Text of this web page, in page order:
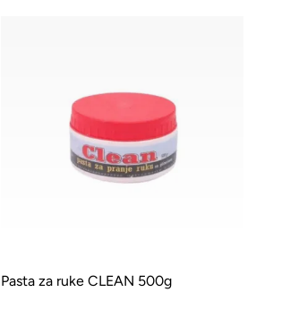
Pasta za ruke CLEAN 500g